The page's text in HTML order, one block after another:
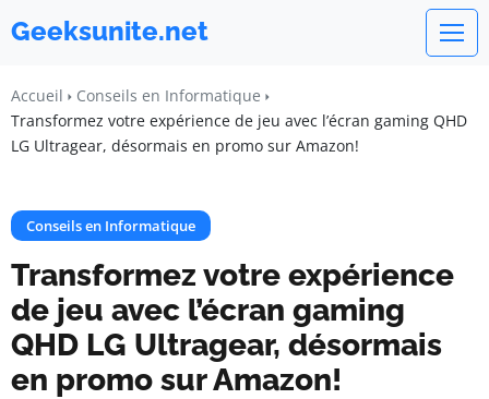
Geeksunite.net
Accueil
Conseils en Informatique
Transformez votre expérience de jeu avec l’écran gaming QHD
LG Ultragear, désormais en promo sur Amazon!
Conseils en Informatique
Transformez votre expérience
de jeu avec l’écran gaming
QHD LG Ultragear, désormais
en promo sur Amazon!